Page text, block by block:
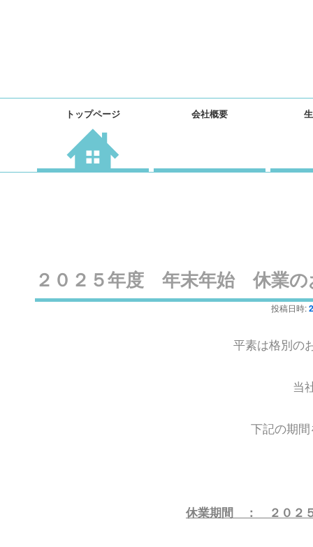
ヤマカ建材工業株式会
生コン製造・販売
メ
メ
イ
ン
トップページ 会社概要
２０２５年度 年末年始 休業の
投稿日時:
平素は格別の
当
下記の期
休業期間 ： ２０２５